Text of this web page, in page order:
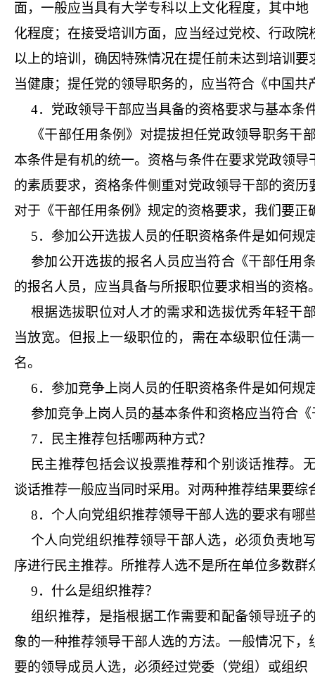
面，一般应当具有大学专科以上文化程度，其中
化程度；在接受培训方面，应当经过党校、行政
以上的培训，确因特殊情况在提任前未达到培训
当健康；提任党的领导职务的，应当符合《中国
4．党政领导干部应当具备的资格要求与基本条
《干部任用条例》对提拔担任党政领导职务
本条件是有机的统一。资格与条件在要求党政领
的素质要求，资格条件侧重对党政领导干部的资
对于《干部任用条例》规定的资格要求，我们要
5．参加公开选拔人员的任职资格条件是如何规
参加公开选拔的报名人员应当符合《干部任用
的报名人员，应当具备与所报职位要求相当的资
根据选拔职位对人才的需求和选拔优秀年轻干
当放宽。但报上一级职位的，需在本级职位任满
名。
6．参加竞争上岗人员的任职资格条件是如何规
参加竞争上岗人员的基本条件和资格应当符合
7．民主推荐包括哪两种方式？
民主推荐包括会议投票推荐和个别谈话推荐。
谈话推荐一般应当同时采用。对两种推荐结果要综
8．个人向党组织推荐领导干部人选的要求有哪
个人向党组织推荐领导干部人选，必须负责地
序进行民主推荐。所推荐人选不是所在单位多数
9．什么是组织推荐？
组织推荐，是指根据工作需要和配备领导班子
象的一种推荐领导干部人选的方法。一般情况下
要的领导成员人选，必须经过党委（党组）或组织